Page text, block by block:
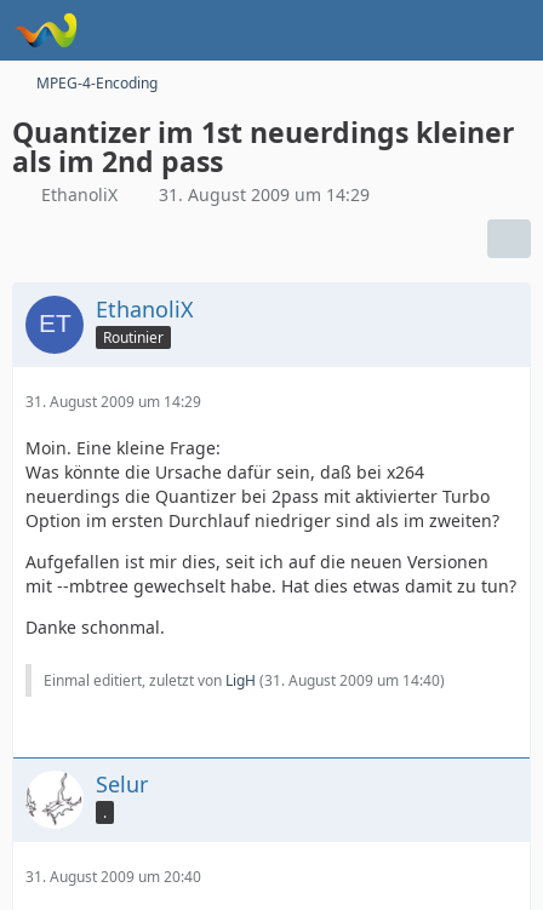
MPEG-4-Encoding
Quantizer im 1st neuerdings kleiner
als im 2nd pass
EthanoliX 31. August 2009 um 14:29
EthanoliX
Routinier
31. August 2009 um 14:29
Moin. Eine kleine Frage:
Was könnte die Ursache dafür sein, daß bei x264
neuerdings die Quantizer bei 2pass mit aktivierter Turbo
Option im ersten Durchlauf niedriger sind als im zweiten?
Aufgefallen ist mir dies, seit ich auf die neuen Versionen
mit --mbtree gewechselt habe. Hat dies etwas damit zu tun?
Danke schonmal.
Einmal editiert, zuletzt von LigH (31. August 2009 um 14:40)
Selur
.
31. August 2009 um 20:40